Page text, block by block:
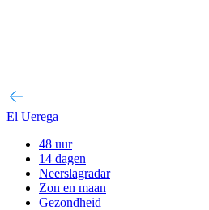
El Uerega
48 uur
14 dagen
Neerslagradar
Zon en maan
Gezondheid